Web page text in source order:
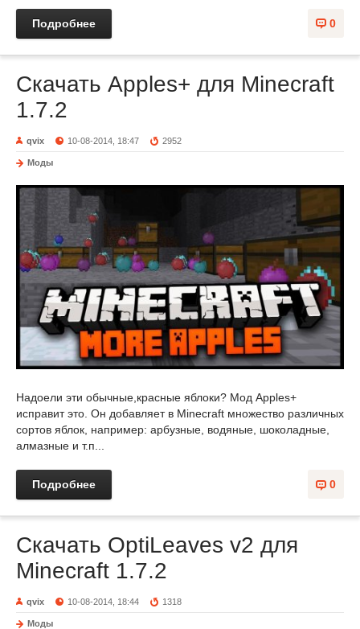
0
Подробнее
Скачать Apples+ для Minecraft
1.7.2
qvix 10-08-2014, 18:47 2952
Моды
Надоели эти обычные,красные яблоки? Мод Apples+
исправит это. Он добавляет в Minecraft множество различных
сортов яблок, например: арбузные, водяные, шоколадные,
алмазные и т.п...
0
Подробнее
Скачать OptiLeaves v2 для
Minecraft 1.7.2
qvix 10-08-2014, 18:44 1318
Моды